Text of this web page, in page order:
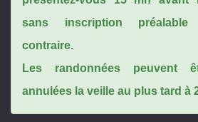
sans inscription
contraire.
Les randonnées peuvent
annulées la veille au plus tard à